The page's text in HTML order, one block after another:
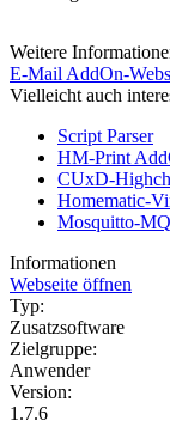
Weitere
E-Mail AddOn-
Vielleicht auch
Script Parser
HM-Print
CUxD-
Homematic-
Mosquitto-
Informationen
Webseite öffnen
Typ:
Zusatzsoftware
Zielgruppe:
Anwender
Version:
1.7.6